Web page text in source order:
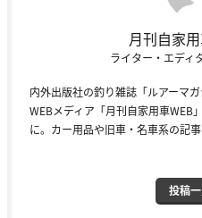
月刊自家用
ライター・エディ
内外出版社の釣り雑誌「ルアーマ
WEBメディア「月刊自家用車WEB
に。カー用品や旧車・名車系の記事
投稿